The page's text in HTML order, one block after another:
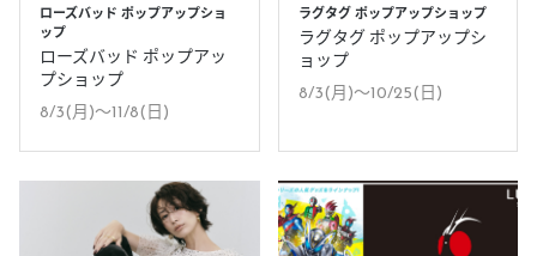
ローズバッド ポップアップショ
ップ
ローズバッド ポップアッ
プショップ
8/3(月)〜11/8(日)
ラグタグ ポップアップショップ
ラグタグ ポップアップシ
ョップ
8/3(月)〜10/25(日)